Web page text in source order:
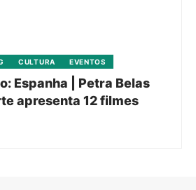
CULTURA EVENTOS
Espanha | Petra Belas
apresenta 12 filmes